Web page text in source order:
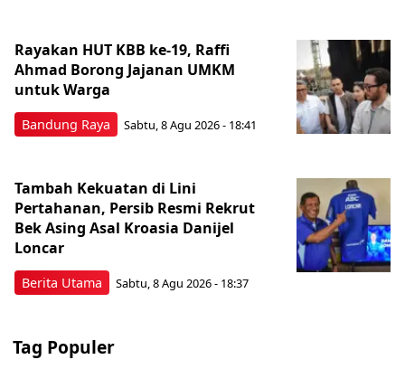
Bandung Raya
Rayakan HUT KBB ke-19, Raffi
Ahmad Borong Jajanan UMKM
untuk Warga
Sabtu, 8 Agu 2026 - 18:41
Berita Utama
Tambah Kekuatan di Lini
Pertahanan, Persib Resmi Rekrut
Bek Asing Asal Kroasia Danijel
Loncar
Sabtu, 8 Agu 2026 - 18:37
Tag Populer